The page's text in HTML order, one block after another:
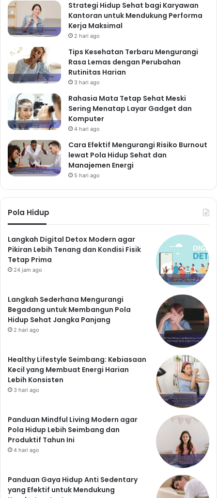
Strategi Hidup Sehat bagi Karyawan
Kantoran untuk Mendukung Performa
Kerja Maksimal
2 hari ago
Tips Kesehatan Terbaru Mengurangi
Rasa Lemas dengan Perubahan
Rutinitas Harian
3 hari ago
Rahasia Mata Tetap Sehat Meski
Sering Menatap Layar Gadget dan
Komputer
4 hari ago
Cara Efektif Mengurangi Risiko Burnout
lewat Pola Hidup Sehat dan
Manajemen Energi
5 hari ago
Pola Hidup
Langkah Digital Detox Modern agar
Pikiran Lebih Tenang dan Kondisi Fisik
Tetap Prima
24 jam ago
Langkah Sederhana Mengurangi
Begadang untuk Membangun Pola
Hidup Sehat Jangka Panjang
2 hari ago
Healthy Lifestyle Seimbang: Kebiasaan
Kecil yang Membuat Energi Harian
Lebih Konsisten
3 hari ago
Panduan Mindful Living Modern agar
Pola Hidup Lebih Seimbang dan
Produktif Tahun Ini
4 hari ago
Panduan Gaya Hidup Anti Sedentary
yang Efektif untuk Mendukung